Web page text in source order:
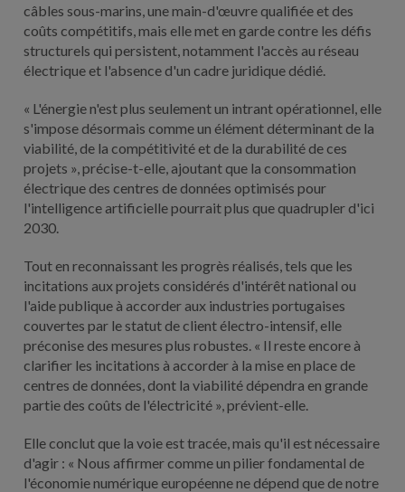
câbles sous-marins, une main-d'œuvre qualifiée et des
coûts compétitifs, mais elle met en garde contre les défis
structurels qui persistent, notamment l'accès au réseau
électrique et l'absence d'un cadre juridique dédié.
« L'énergie n'est plus seulement un intrant opérationnel, elle
s'impose désormais comme un élément déterminant de la
viabilité, de la compétitivité et de la durabilité de ces
projets », précise-t-elle, ajoutant que la consommation
électrique des centres de données optimisés pour
l'intelligence artificielle pourrait plus que quadrupler d'ici
2030.
Tout en reconnaissant les progrès réalisés, tels que les
incitations aux projets considérés d'intérêt national ou
l'aide publique à accorder aux industries portugaises
couvertes par le statut de client électro-intensif, elle
préconise des mesures plus robustes. « Il reste encore à
clarifier les incitations à accorder à la mise en place de
centres de données, dont la viabilité dépendra en grande
partie des coûts de l'électricité », prévient-elle.
Elle conclut que la voie est tracée, mais qu'il est nécessaire
d'agir : « Nous affirmer comme un pilier fondamental de
l'économie numérique européenne ne dépend que de notre